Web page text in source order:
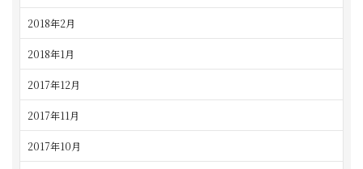
2018年2月
2018年1月
2017年12月
2017年11月
2017年10月